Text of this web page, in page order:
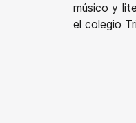
músico y
el colegio